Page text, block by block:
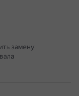
замену